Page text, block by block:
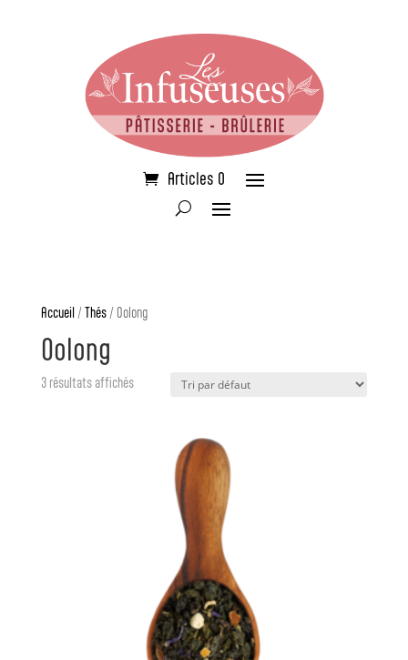
Articles 0
Accueil /Thés/ Oolong
Oolong
3 résultats affichés